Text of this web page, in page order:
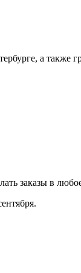
а также
заказы в